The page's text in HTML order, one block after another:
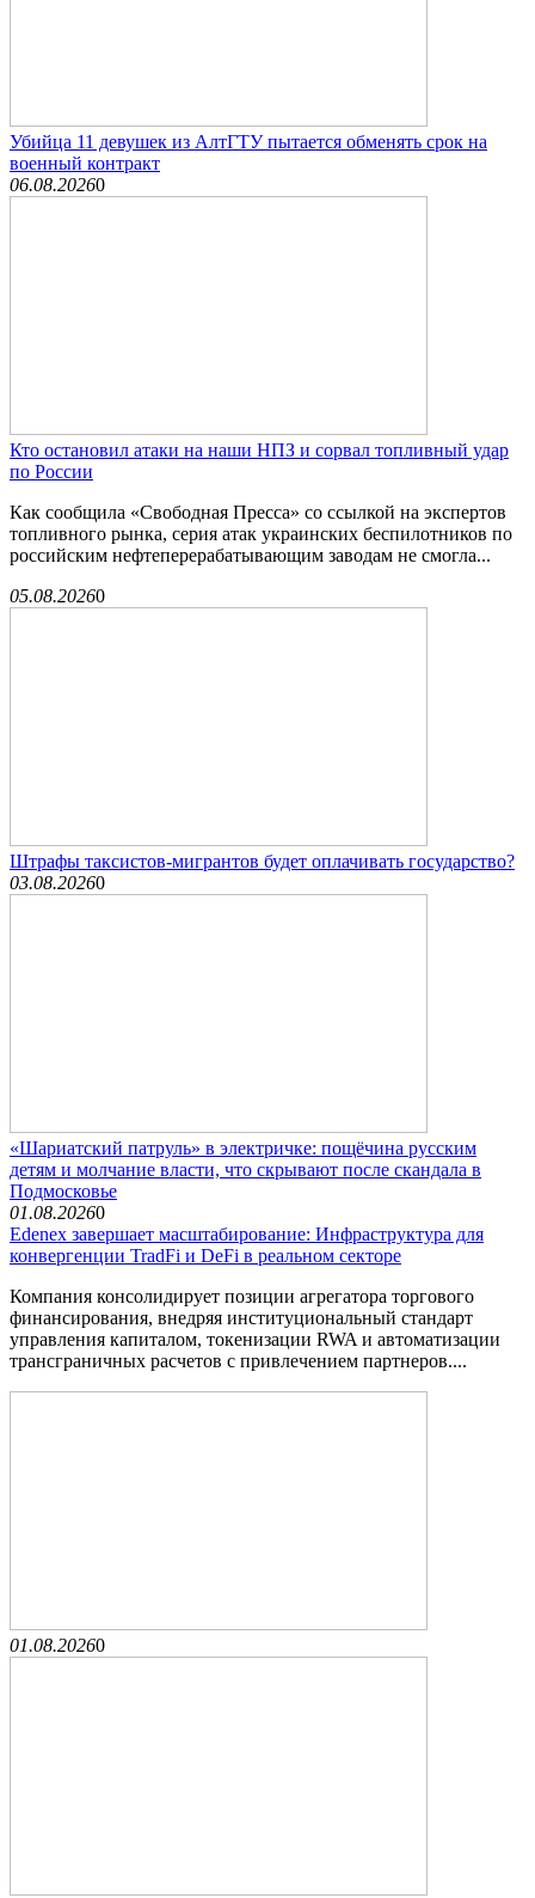
Убийца 11 девушек из АлтГТУ пытается обменять срок на
военный контракт
06.08.20260
Кто остановил атаки на наши НПЗ и сорвал топливный удар
по России
Как сообщила «Свободная Пресса» со ссылкой на экспертов
топливного рынка, серия атак украинских беспилотников по
российским нефтеперерабатывающим заводам не смогла...
05.08.20260
Штрафы таксистов-мигрантов будет оплачивать государство?
03.08.20260
«Шариатский патруль» в электричке: пощёчина русским
детям и молчание власти, что скрывают после скандала в
Подмосковье
01.08.20260
Edenex завершает масштабирование: Инфраструктура для
конвергенции TradFi и DeFi в реальном секторе
Компания консолидирует позиции агрегатора торгового
финансирования, внедряя институциональный стандарт
управления капиталом, токенизации RWA и автоматизации
трансграничных расчетов с привлечением партнеров....
01.08.20260